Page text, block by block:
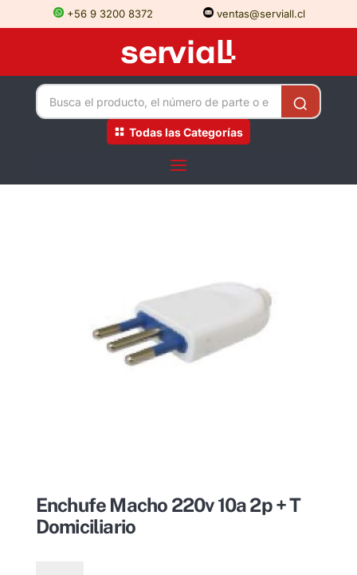
+56 9 3200 8372 ventas@serviall.cl
Todas las Categorías
Enchufe Macho 220v 10a 2p + T
Domiciliario